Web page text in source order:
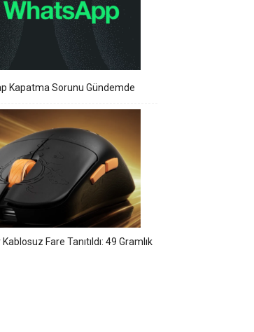
Kapatma Sorunu Gündemde
Fare Tanıtıldı: 49 Gramlık